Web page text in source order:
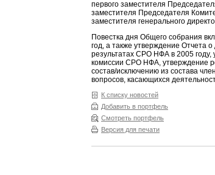
первого заместителя
заместителя Председателя
заместителя генерального
Повестка дня Общего собрания
год, а также утверждение Отчета
результатах СРО НФА в 2005 году,
комиссии СРО НФА, утверждение
состав/исключению из состава
вопросов, касающихся
К списку новостей
Добавить в портфель
Смотреть портфель
Версия для печати